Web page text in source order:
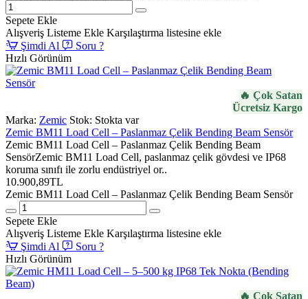
Sepete Ekle
Alışveriş Listeme Ekle Karşılaştırma listesine ekle
Şimdi Al
Soru ?
Hızlı Görünüm
🔥 Çok Satan
Ücretsiz Kargo
Marka: Zemic Stok: Stokta var
Zemic BM11 Load Cell – Paslanmaz Çelik Bending Beam Sensör
Zemic BM11 Load Cell – Paslanmaz Çelik Bending Beam
SensörZemic BM11 Load Cell, paslanmaz çelik gövdesi ve IP68
koruma sınıfı ile zorlu endüstriyel or..
10.900,89TL
Zemic BM11 Load Cell – Paslanmaz Çelik Bending Beam Sensör
Sepete Ekle
Alışveriş Listeme Ekle Karşılaştırma listesine ekle
Şimdi Al
Soru ?
Hızlı Görünüm
🔥 Çok Satan